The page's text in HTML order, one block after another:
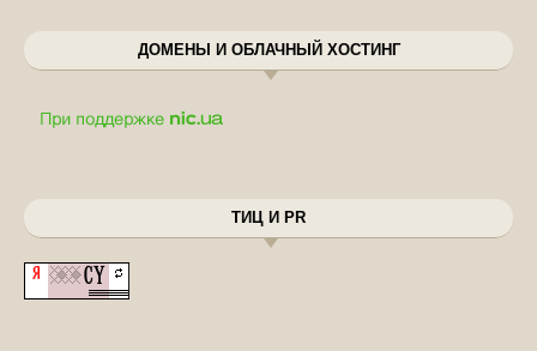
ДОМЕНЫ И ОБЛАЧНЫЙ ХОСТИНГ
ТИЦ И PR